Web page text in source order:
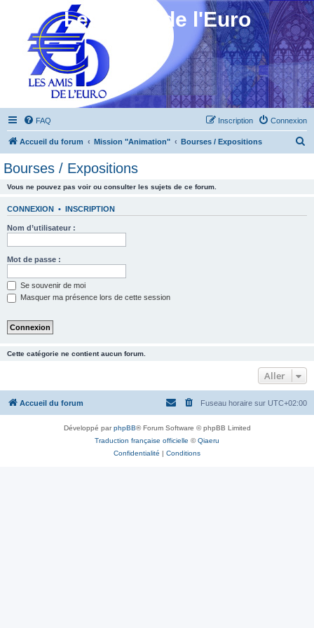
Les Amis de l'Euro
FAQ Connexion
Inscription
Accueil du forum Mission "Animation" Bourses / Expositions
Bourses / Expositions
Vous ne pouvez pas voir ou consulter les sujets de ce forum.
CONNEXION • INSCRIPTION
Nom d’utilisateur :
Mot de passe :
Se souvenir de moi
Masquer ma présence lors de cette session
Cette catégorie ne contient aucun forum.
Aller
Accueil du forum Fuseau horaire sur UTC+02:00
Développé parphpBB® Forum Software © phpBB Limited
Traduction française officielle ©Qiaeru
Confidentialité | Conditions